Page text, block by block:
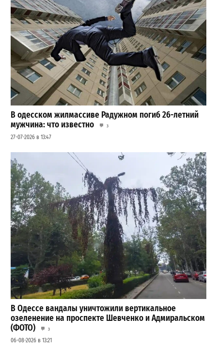
В одесском жилмассиве Радужном погиб 26-летний
мужчина: что известно
3
27-07-2026 в 13:47
В Одессе вандалы уничтожили вертикальное
озеленение на проспекте Шевченко и Адмиральском
(ФОТО)
3
06-08-2026 в 13:21